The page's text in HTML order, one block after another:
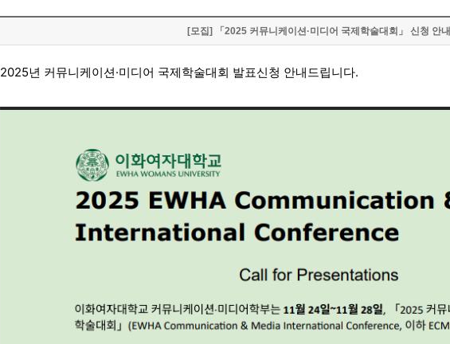
[모집] 「2025 커뮤니케이션·미디어 국제학술대회」 신청 안내
2025년 커뮤니케이션·미디어 국제학술대회 발표신청 안내드립니다.